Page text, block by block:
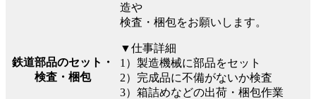
鉄道部品のセット・
検査・梱包
造や
検査・梱包をお願いします。
▼仕事詳細
1）製造機械に部品をセット
2）完成品に不備がないか検査
3）箱詰めなどの出荷・梱包作業